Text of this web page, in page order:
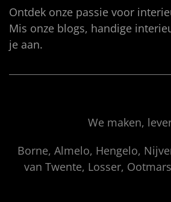
Ontdek onze passie voor
Mis onze blogs, handige
je aan.
We maken,
Borne, Almelo, Hengelo,
van Twente, Losser,